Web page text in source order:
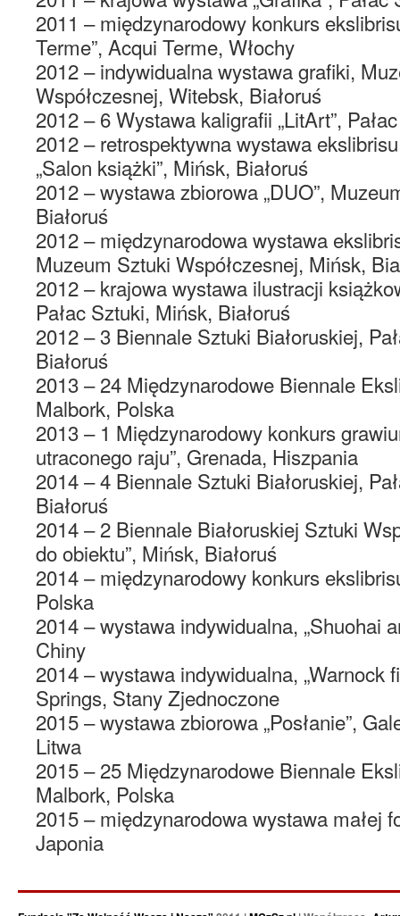
2011 – międzynarodowy konkurs
Terme”, Acqui Terme, Włochy
2012 – indywidualna wystawa grafiki,
Współczesnej, Witebsk, Białoruś
2012 – 6 Wystawa kaligrafii „LitArt”,
2012 – retrospektywna wystawa
„Salon książki”, Mińsk, Białoruś
2012 – wystawa zbiorowa „DUO”,
Białoruś
2012 – międzynarodowa wystawa
Muzeum Sztuki Współczesnej, Mińsk,
2012 – krajowa wystawa ilustracji
Pałac Sztuki, Mińsk, Białoruś
2012 – 3 Biennale Sztuki Białoruskiej,
Białoruś
2013 – 24 Międzynarodowe Biennale
Malbork, Polska
2013 – 1 Międzynarodowy konkurs
utraconego raju”, Grenada, Hiszpania
2014 – 4 Biennale Sztuki Białoruskiej,
Białoruś
2014 – 2 Biennale Białoruskiej Sztuki
do obiektu”, Mińsk, Białoruś
2014 – międzynarodowy konkurs
Polska
2014 – wystawa indywidualna, „Shuohai
Chiny
2014 – wystawa indywidualna, „Warnock
Springs, Stany Zjednoczone
2015 – wystawa zbiorowa „Posłanie”,
Litwa
2015 – 25 Międzynarodowe Biennale
Malbork, Polska
2015 – międzynarodowa wystawa małej
Japonia